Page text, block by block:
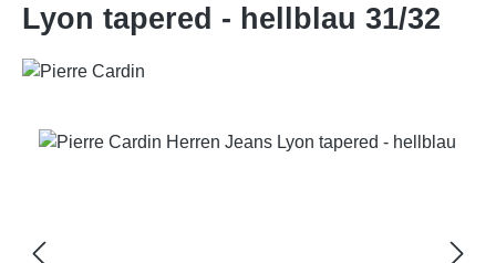
Lyon tapered - hellblau 31/32
Bildergalerie überspringen